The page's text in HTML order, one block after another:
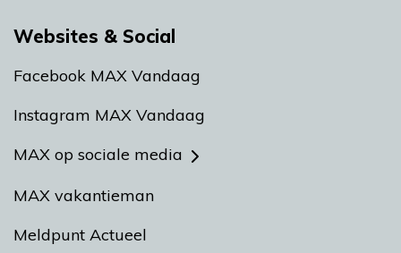
Websites & Social
Facebook MAX Vandaag
Instagram MAX Vandaag
MAX op sociale media
MAX vakantieman
Meldpunt Actueel